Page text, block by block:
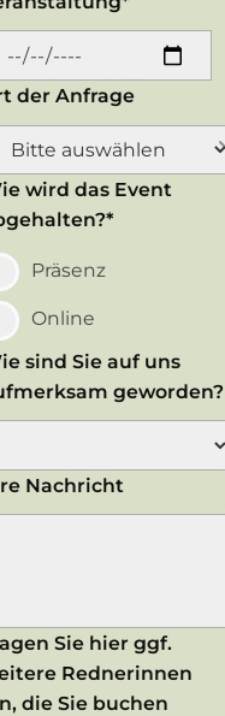
der Anfrage
wird das Event
Präsenz
Online
sind Sie auf uns
geworden?
Nachricht
Sie hier ggf.
Rednerinnen
die Sie buchen